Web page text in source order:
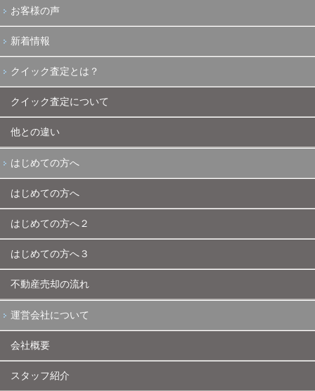
お客様の声
新着情報
クイック査定とは？
クイック査定について
他との違い
はじめての方へ
はじめての方へ
はじめての方へ２
はじめての方へ３
不動産売却の流れ
運営会社について
会社概要
スタッフ紹介